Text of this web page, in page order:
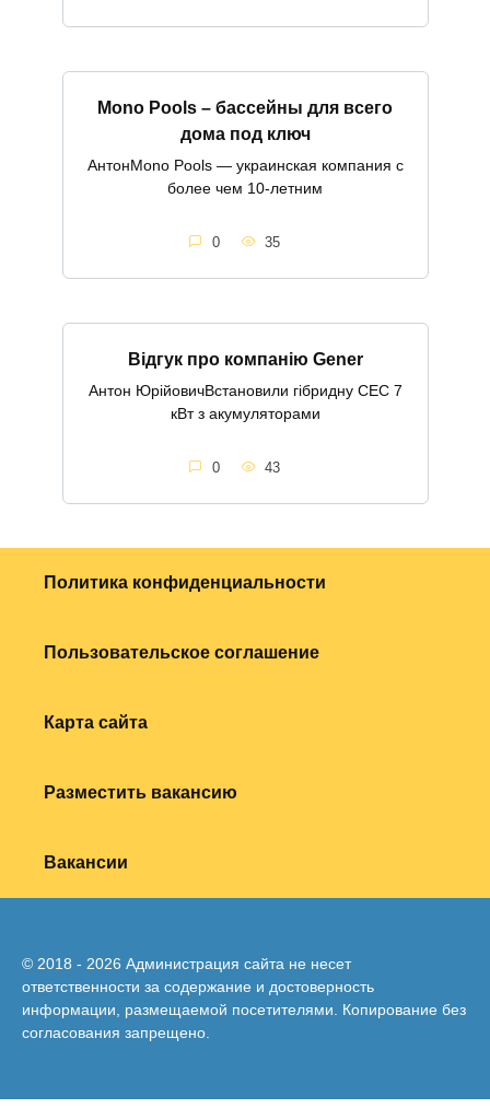
Mono Pools – бассейны для всего
дома под ключ
АнтонMono Pools — украинская компания с
более чем 10-летним
0 35
Відгук про компанію Gener
Антон ЮрійовичВстановили гібридну СЕС 7
кВт з акумуляторами
0 43
Политика конфиденциальности
Пользовательское соглашение
Карта сайта
Разместить вакансию
Вакансии
© 2018 - 2026 Администрация сайта не несет
ответственности за содержание и достоверность
информации, размещаемой посетителями. Копирование без
согласования запрещено.